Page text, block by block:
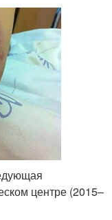
центре (2015–